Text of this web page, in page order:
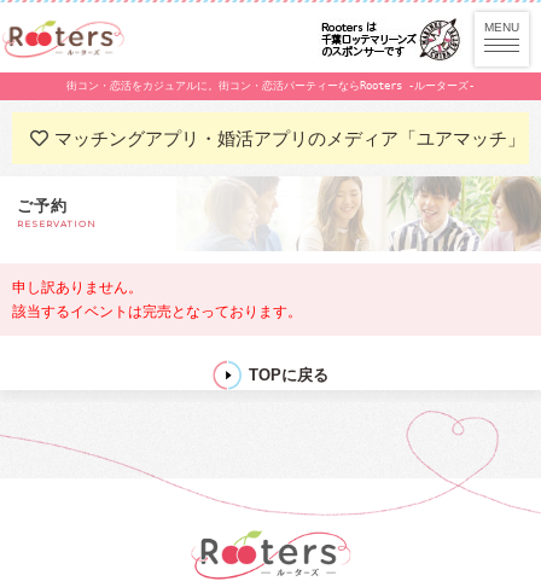
街コン・恋活をカジュアルに。街コン・恋活パーティーならRooters -ルーターズ-
マッチングアプリ・婚活アプリのメディア「ユアマッチ」
ご予約
RESERVATION
申し訳ありません。
該当するイベントは完売となっております。
TOPに戻る